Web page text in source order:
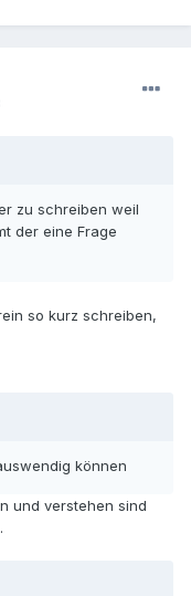
zu schreiben weil
der eine Frage
so kurz schreiben,
können
und verstehen sind